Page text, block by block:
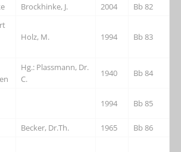
Brockhinke, J. 2004
Bb 82
Holz, M. 1994 Bb 83
Hg.: Plassmann, Dr.
C.
1940 Bb 84
1994 Bb 85
Becker, Dr.Th. 1965
Bb 86